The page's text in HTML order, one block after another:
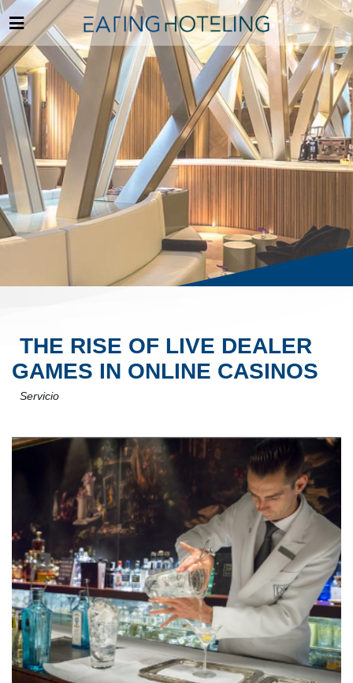
THE RISE OF LIVE DEALER
GAMES IN ONLINE CASINOS
Servicio